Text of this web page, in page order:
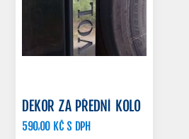
DEKOR ZA PŘEDNÍ KOLO
590,00 KČ S DPH